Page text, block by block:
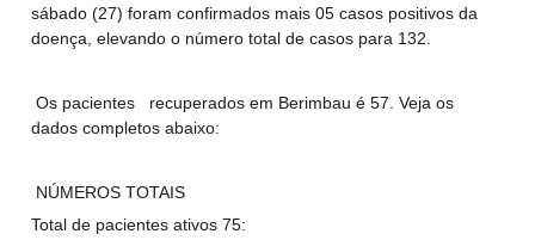
sábado (27) foram confirmados mais 05 casos positivos da
doença, elevando o número total de casos para 132.
Os pacientes recuperados em Berimbau é 57. Veja os
dados completos abaixo:
NÚMEROS TOTAIS
Total de pacientes ativos 75: